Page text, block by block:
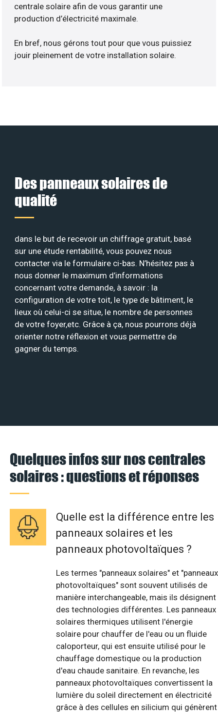
centrale solaire afin de vous garantir une
production d’électricité maximale.
En bref, nous gérons tout pour que vous puissiez
jouir pleinement de votre installation solaire.
Des panneaux solaires de
qualité
dans le but de recevoir un chiffrage gratuit, basé
sur une étude rentabilité, vous pouvez nous
contacter via le formulaire ci-bas. N’hésitez pas à
nous donner le maximum d’informations
concernant votre demande, à savoir : la
configuration de votre toit, le type de bâtiment, le
lieux où celui-ci se situe, le nombre de personnes
de votre foyer,etc. Grâce à ça, nous pourrons déjà
orienter notre réflexion et vous permettre de
gagner du temps.
Quelques infos sur nos centrales
solaires : questions et réponses
Quelle est la différence entre les
panneaux solaires et les
panneaux photovoltaïques ?
Les termes "panneaux solaires" et "panneaux
photovoltaïques" sont souvent utilisés de
manière interchangeable, mais ils désignent
des technologies différentes. Les panneaux
solaires thermiques utilisent l'énergie
solaire pour chauffer de l'eau ou un fluide
caloporteur, qui est ensuite utilisé pour le
chauffage domestique ou la production
d'eau chaude sanitaire. En revanche, les
panneaux photovoltaïques convertissent la
lumière du soleil directement en électricité
grâce à des cellules en silicium qui génèrent